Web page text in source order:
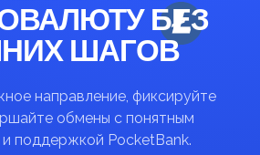
БЕЗ
ШАГОВ
направление, фиксируйте
обмены с понятным
поддержкой PocketBank.